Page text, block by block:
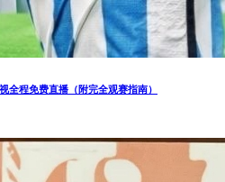
全程免费直播（附完全观赛指南）